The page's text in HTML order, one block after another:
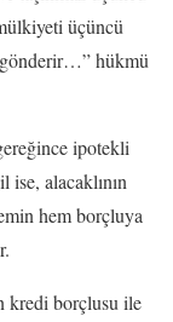
üçüncü
gönderir…” hükmü
ipotekli
ise, alacaklının
hem borçluya
kredi borçlusu ile